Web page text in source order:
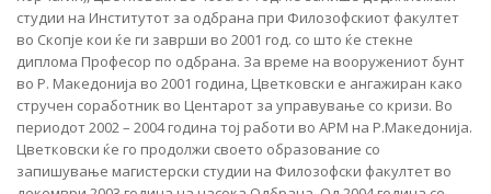
студии на Институтот за одбрана при Филозофскиот факултет
во Скопје кои ќе ги заврши во 2001 год. со што ќе стекне
диплома Професор по одбрана. За време на вооружениот бунт
во Р. Македонија во 2001 година, Цветковски е ангажиран како
стручен соработник во Центарот за управување со кризи. Во
периодот 2002 – 2004 година тој работи во АРМ на Р.Македонија.
Цветковски ќе го продолжи своето образование со
запишување магистерски студии на Филозофски факултет во